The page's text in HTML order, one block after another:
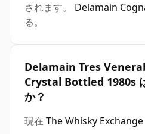
されます。 Delamain
る。
Delamain Tres
Crystal Bottled 1980s
か？
現在 The Whisky Exchange